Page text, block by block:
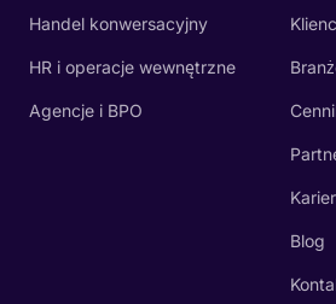
Handel konwersacyjny
HR i operacje wewnętrzne
Agencje i BPO
Blog